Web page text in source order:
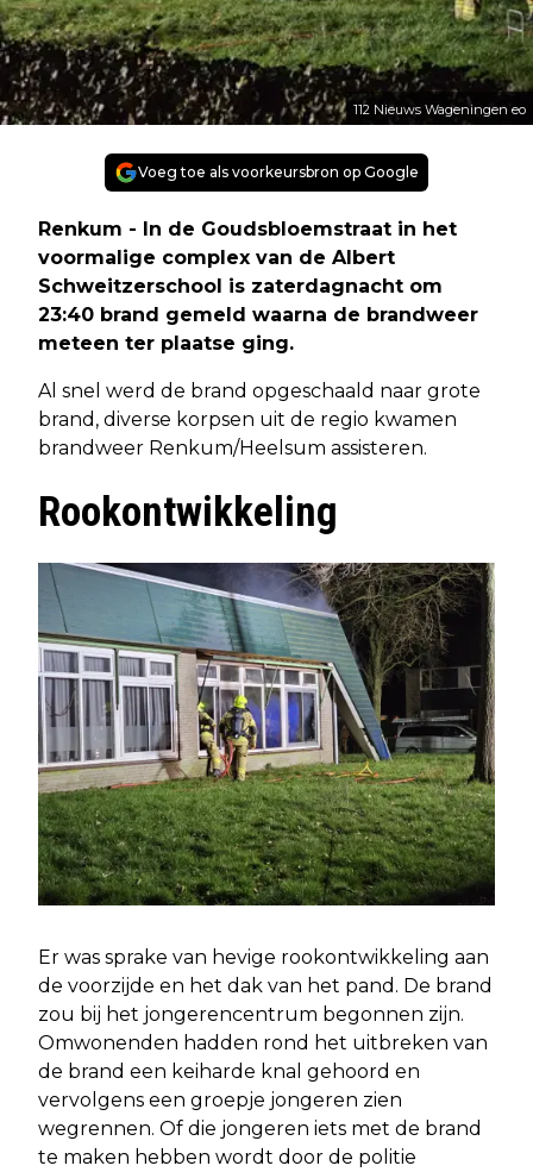
112 Nieuws Wageningen eo
Voeg toe als voorkeursbron op Google
Renkum - In de Goudsbloemstraat in het
voormalige complex van de Albert
Schweitzerschool is zaterdagnacht om
23:40 brand gemeld waarna de brandweer
meteen ter plaatse ging.
Al snel werd de brand opgeschaald naar grote
brand, diverse korpsen uit de regio kwamen
brandweer Renkum/Heelsum assisteren.
Rookontwikkeling
Er was sprake van hevige rookontwikkeling aan
de voorzijde en het dak van het pand. De brand
zou bij het jongerencentrum begonnen zijn.
Omwonenden hadden rond het uitbreken van
de brand een keiharde knal gehoord en
vervolgens een groepje jongeren zien
wegrennen. Of die jongeren iets met de brand
te maken hebben wordt door de politie